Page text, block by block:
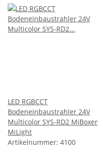
LED RGBCCT
Bodeneinbaustrahler 24V
Multicolor SYS-RD2 MiBoxer
MiLight
Artikelnummer: 4100